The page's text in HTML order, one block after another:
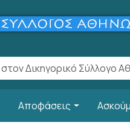
Αποφάσεις